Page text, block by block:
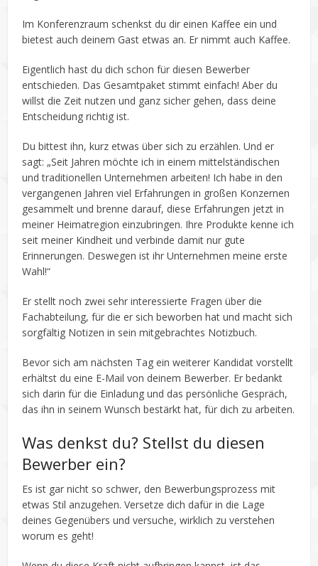
Im Konferenzraum schenkst du dir einen Kaffee ein und
bietest auch deinem Gast etwas an. Er nimmt auch Kaffee.
Eigentlich hast du dich schon für diesen Bewerber
entschieden. Das Gesamtpaket stimmt einfach! Aber du
willst die Zeit nutzen und ganz sicher gehen, dass deine
Entscheidung richtig ist.
Du bittest ihn, kurz etwas über sich zu erzählen. Und er
sagt: „Seit Jahren möchte ich in einem mittelständischen
und traditionellen Unternehmen arbeiten! Ich habe in den
vergangenen Jahren viel Erfahrungen in großen Konzernen
gesammelt und brenne darauf, diese Erfahrungen jetzt in
meiner Heimatregion einzubringen. Ihre Produkte kenne ich
seit meiner Kindheit und verbinde damit nur gute
Erinnerungen. Deswegen ist ihr Unternehmen meine erste
Wahl!“
Er stellt noch zwei sehr interessierte Fragen über die
Fachabteilung, für die er sich beworben hat und macht sich
sorgfältig Notizen in sein mitgebrachtes Notizbuch.
Bevor sich am nächsten Tag ein weiterer Kandidat vorstellt
erhältst du eine E-Mail von deinem Bewerber. Er bedankt
sich darin für die Einladung und das persönliche Gespräch,
das ihn in seinem Wunsch bestärkt hat, für dich zu arbeiten.
Was denkst du? Stellst du diesen
Bewerber ein?
Es ist gar nicht so schwer, den Bewerbungsprozess mit
etwas Stil anzugehen. Versetze dich dafür in die Lage
deines Gegenübers und versuche, wirklich zu verstehen
worum es geht!